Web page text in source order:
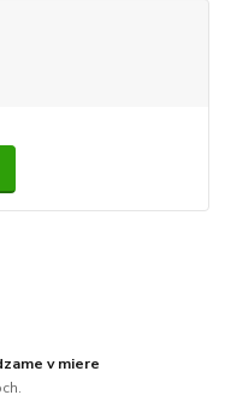
v miere